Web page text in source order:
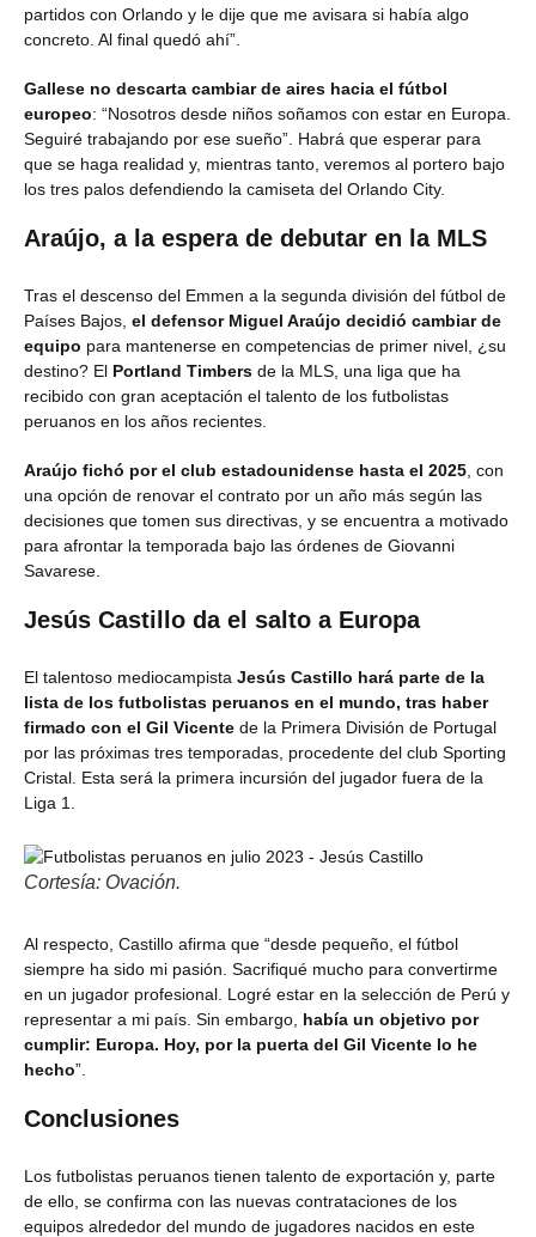
partidos con Orlando y le dije que me avisara si había algo
concreto. Al final quedó ahí”.
Gallese no descarta cambiar de aires hacia el fútbol
europeo: “Nosotros desde niños soñamos con estar en Europa.
Seguiré trabajando por ese sueño”. Habrá que esperar para
que se haga realidad y, mientras tanto, veremos al portero bajo
los tres palos defendiendo la camiseta del Orlando City.
Araújo, a la espera de debutar en la MLS
Tras el descenso del Emmen a la segunda división del fútbol de
Países Bajos, el defensor Miguel Araújo decidió cambiar de
equipo para mantenerse en competencias de primer nivel, ¿su
destino? El Portland Timbers de la MLS, una liga que ha
recibido con gran aceptación el talento de los futbolistas
peruanos en los años recientes.
Araújo fichó por el club estadounidense hasta el 2025 , con
una opción de renovar el contrato por un año más según las
decisiones que tomen sus directivas, y se encuentra a motivado
para afrontar la temporada bajo las órdenes de Giovanni
Savarese.
Jesús Castillo da el salto a Europa
El talentoso mediocampista Jesús Castillo hará parte de la
lista de los futbolistas peruanos en el mundo, tras haber
firmado con el Gil Vicente de la Primera División de Portugal
por las próximas tres temporadas, procedente del club Sporting
Cristal. Esta será la primera incursión del jugador fuera de la
Liga 1.
Cortesía: Ovación.
Al respecto, Castillo afirma que “desde pequeño, el fútbol
siempre ha sido mi pasión. Sacrifiqué mucho para convertirme
en un jugador profesional. Logré estar en la selección de Perú y
representar a mi país. Sin embargo, había un objetivo por
cumplir: Europa. Hoy, por la puerta del Gil Vicente lo he
hecho”.
Conclusiones
Los futbolistas peruanos tienen talento de exportación y, parte
de ello, se confirma con las nuevas contrataciones de los
equipos alrededor del mundo de jugadores nacidos en este